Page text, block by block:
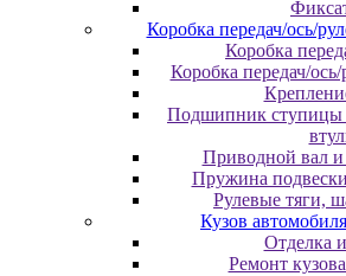
Коробка передач/ось/
Коробка
Коробка передач/
Подшипник ступицы
Приводной вал и
Пружина
Рулевые тяги,
Кузов
Отделка
Ремонт